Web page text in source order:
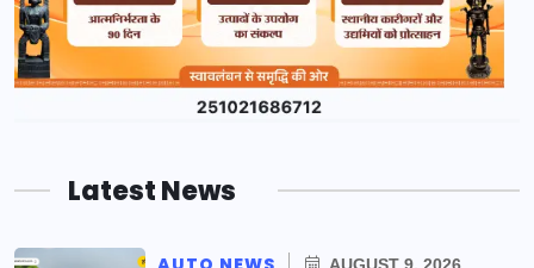
Latest News
AUGUST 9, 2026